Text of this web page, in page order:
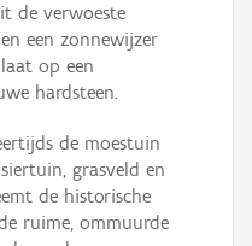
de verwoeste
een zonnewijzer
op een
hardsteen.
de moestuin
grasveld en
de historische
ruime, ommuurde